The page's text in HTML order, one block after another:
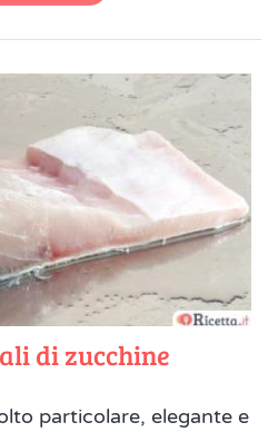
di zucchine
particolare, elegante e